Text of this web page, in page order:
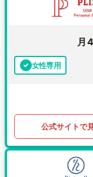
月
女性専用
公式サイトで